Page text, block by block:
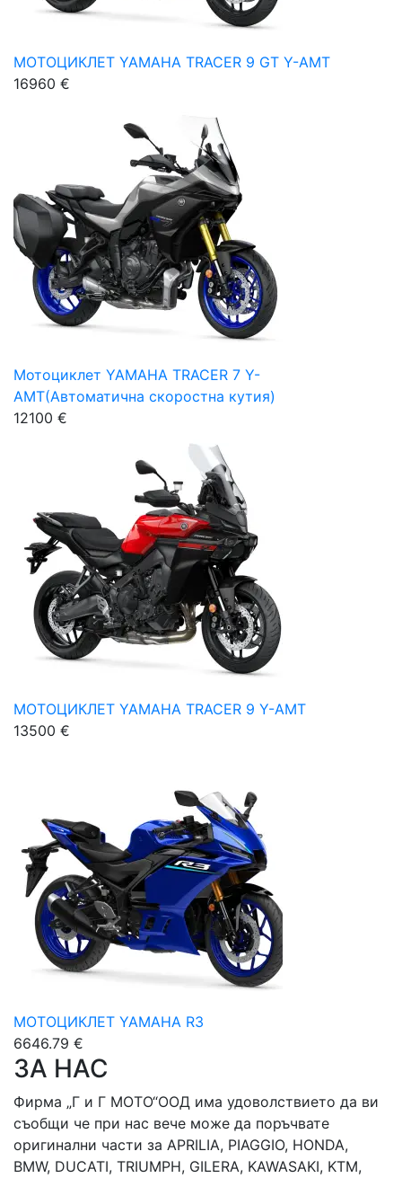
МОТОЦИКЛЕТ YAMAHA TRACER 9 GT Y-AMT
16960 €
Мотоциклет YAMAHA TRACER 7 Y-
AMT(Автоматична скоростна кутия)
12100 €
МОТОЦИКЛЕТ YAMAHA TRACER 9 Y-AMT
13500 €
МОТОЦИКЛЕТ YAMAHA R3
6646.79 €
ЗА НАС
Фирма „Г и Г МОТО“ООД има удоволствието да ви
съобщи че при нас вече може да поръчвате
оригинални части за APRILIA, PIAGGIO, HONDA,
BMW, DUCATI, TRIUMPH, GILERA, KAWASAKI, KTM,